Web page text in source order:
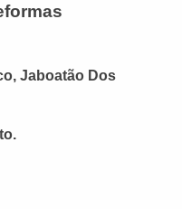
Jaboatão Dos